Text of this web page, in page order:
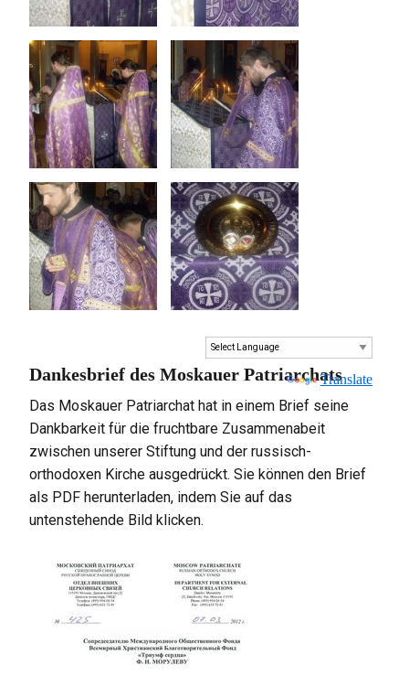
Powered by Translate
Dankesbrief des Moskauer Patriarchats
Das Moskauer Patriarchat hat in einem Brief seine
Dankbarkeit für die fruchtbare Zusammenabeit
zwischen unserer Stiftung und der russisch-
orthodoxen Kirche ausgedrückt. Sie können den Brief
als PDF herunterladen, indem Sie auf das
untenstehende Bild klicken.